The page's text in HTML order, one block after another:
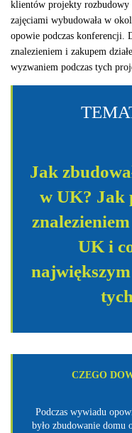
klientów projekty
zajęciami wybudowała w
opowie podczas konferencji.
znalezieniem i zakupem
wyzwaniem podczas tych
Jak
w UK? Jak
UK i
CZEGO
Podczas wywiadu
było zbudowanie